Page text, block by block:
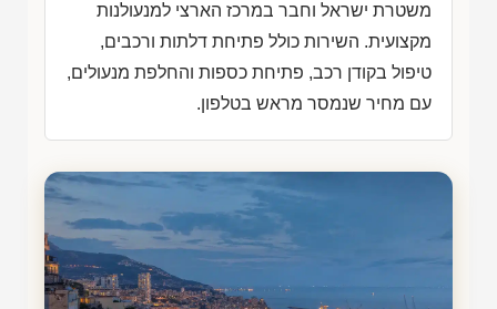
משטרת ישראל וחבר במרכז הארצי למנעולנות
מקצועית. השירות כולל פתיחת דלתות ורכבים,
טיפול בקודן רכב, פתיחת כספות והחלפת מנעולים,
עם מחיר שנמסר מראש בטלפון.